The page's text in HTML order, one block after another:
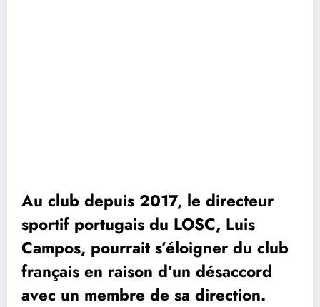
Au club depuis 2017, le directeur
sportif portugais du LOSC, Luis
Campos, pourrait s’éloigner du club
français en raison d’un désaccord
avec un membre de sa direction.